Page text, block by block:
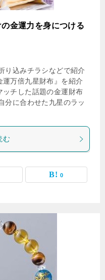
金運力を身につける
り込みチラシなどで紹介
万倍九星財布』を紹介
ッチした話題の金運財布
分に合わせた九星のラッ
む
0